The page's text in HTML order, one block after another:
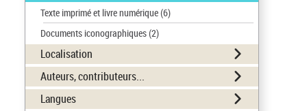
Texte imprimé et livre numérique(6)
Documents iconographiques(2)
Localisation
Auteurs, contributeurs...
Langues